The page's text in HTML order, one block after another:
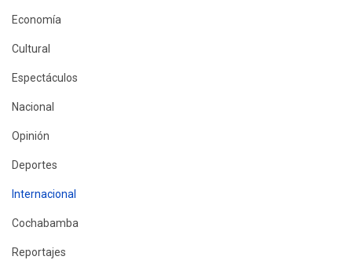
Economía
Cultural
Espectáculos
Nacional
Opinión
Deportes
Internacional
Cochabamba
Reportajes